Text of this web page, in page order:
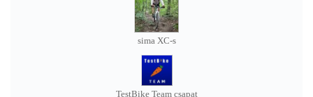
sima XC-s
TestBike Team csapat